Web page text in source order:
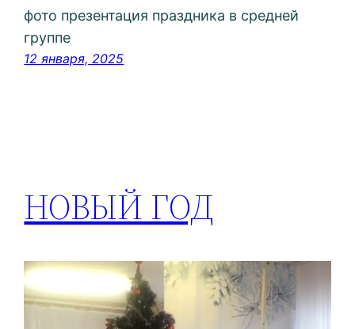
фото презентация праздника в средней
группе
12 января, 2025
НОВЫЙ ГОД